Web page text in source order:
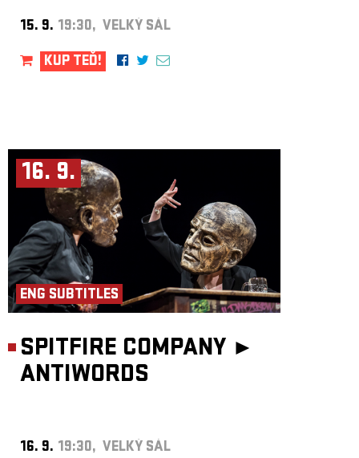
15. 9. 19:30, VELKÝ SÁL
KUP TEĎ!
16. 9.
ENG SUBTITLES
SPITFIRE COMPANY ►
ANTIWORDS
16. 9. 19:30, VELKÝ SÁL